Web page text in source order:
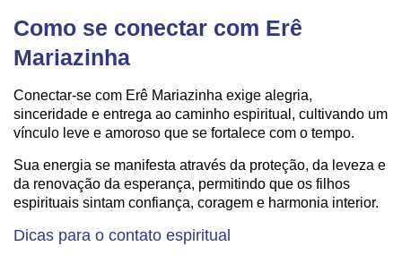
Como se conectar com Erê
Mariazinha
Conectar-se com Erê Mariazinha exige alegria,
sinceridade e entrega ao caminho espiritual, cultivando um
vínculo leve e amoroso que se fortalece com o tempo.
Sua energia se manifesta através da proteção, da leveza e
da renovação da esperança, permitindo que os filhos
espirituais sintam confiança, coragem e harmonia interior.
Dicas para o contato espiritual